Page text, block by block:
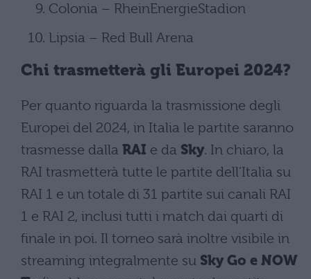
Colonia – RheinEnergieStadion
Lipsia – Red Bull Arena
Chi trasmetterà gli Europei 2024?
Per quanto riguarda la trasmissione degli
Europei del 2024, in Italia le partite saranno
trasmesse dalla RAI e da Sky. In chiaro, la
RAI trasmetterà tutte le partite dell’Italia su
RAI 1 e un totale di 31 partite sui canali RAI
1 e RAI 2, inclusi tutti i match dai quarti di
finale in poi. Il torneo sarà inoltre visibile in
streaming integralmente su Sky Go e NOW